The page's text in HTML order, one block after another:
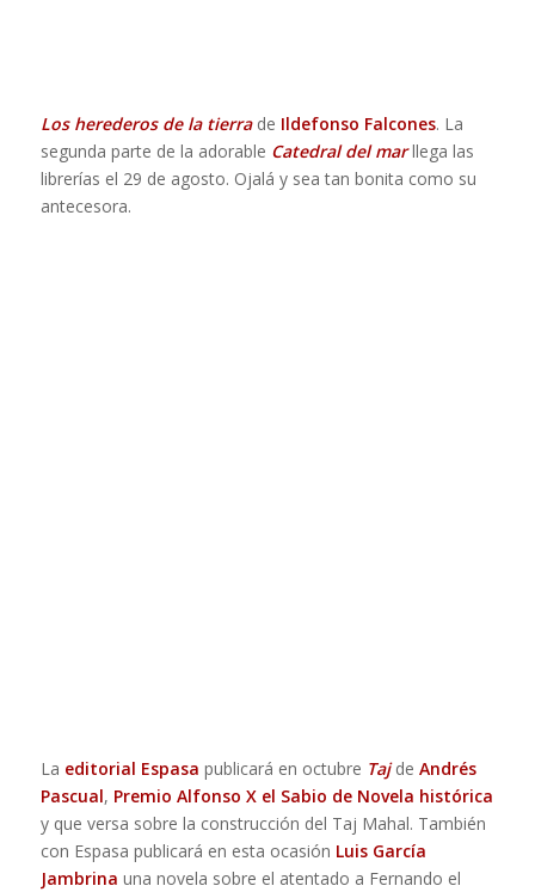
Los herederos de la tierrade Ildefonso Falcones. La
segunda parte de la adorable Catedral del marllega las
librerías el 29 de agosto. Ojalá y sea tan bonita como su
antecesora.
La editorial Espasa publicará en octubre Tajde Andrés
Pascual, Premio Alfonso X el Sabio de Novela histórica
y que versa sobre la construcción del Taj Mahal. También
con Espasa publicará en esta ocasión Luis García
Jambrina una novela sobre el atentado a Fernando el